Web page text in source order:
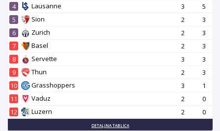
4
Lausanne 3
5
5
Sion 2
3
6
Zurich 2
3
7
Basel 2
3
8
Servette 3
3
9
Thun 2
3
10
Grasshoppers 3
1
11
Vaduz 2
0
12
Luzern 2 0
DETALJNA TABLICA